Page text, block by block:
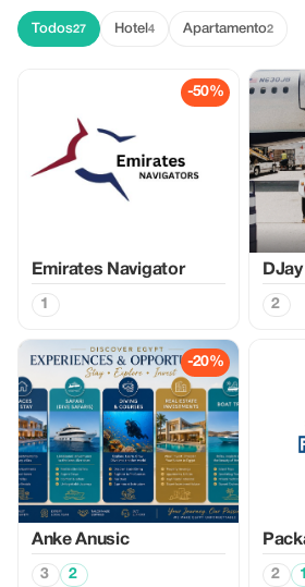
Todos27 Hotel 4 Apartamento2
-50%
Emirates Navigator
1 2
-20%
Anke Anusic
3 2 2 1